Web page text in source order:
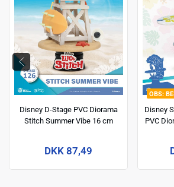
Disney D-Stage PVC Diorama
Stitch Summer Vibe 16 cm
DKK 87,49
Disney
PVC